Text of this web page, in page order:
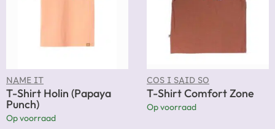
NAME IT
T-Shirt Holin (Papaya
Punch)
Op voorraad
COS I SAID SO
T-Shirt Comfort Zone
Op voorraad